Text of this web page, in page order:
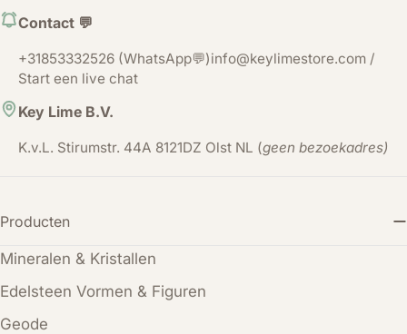
Contact 💬
+31853332526 (WhatsApp💬)info@keylimestore.com /
Start een live chat
Key Lime B.V.
K.v.L. Stirumstr. 44A 8121DZ Olst NL (geen bezoekadres)
Producten
Mineralen & Kristallen
Edelsteen Vormen & Figuren
Geode